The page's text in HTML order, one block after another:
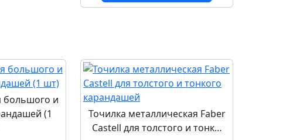
большого и
(1
Точилка металлическая Faber
Castell для толстого и тонк…